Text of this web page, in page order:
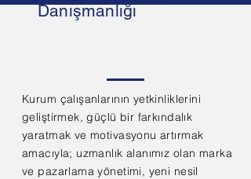
Danışmanlığı
Kurum çalışanlarının yetkinliklerini
geliştirmek, güçlü bir farkındalık
yaratmak ve motivasyonu artırmak
amacıyla; uzmanlık alanımız olan marka
ve pazarlama yönetimi, yeni nesil